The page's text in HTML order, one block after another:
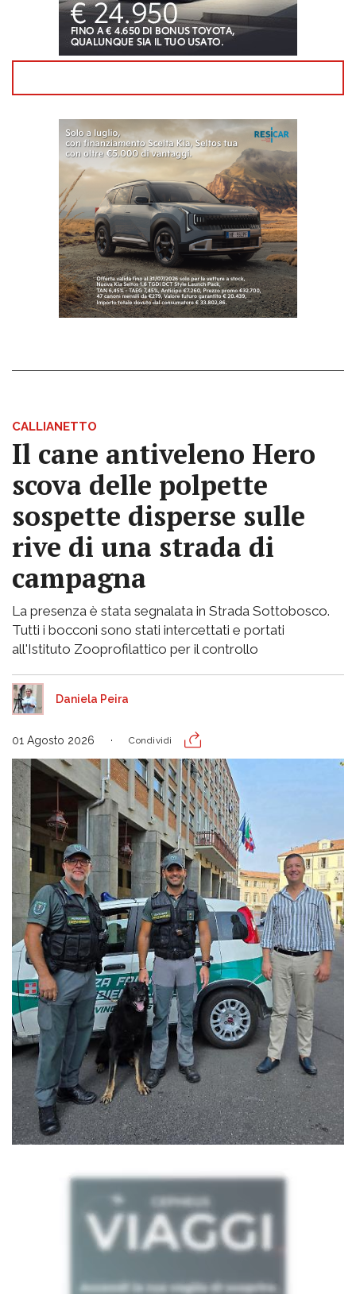
CALLIANETTO
Il cane antiveleno Hero
scova delle polpette
sospette disperse sulle
rive di una strada di
campagna
La presenza è stata segnalata in Strada Sottobosco.
Tutti i bocconi sono stati intercettati e portati
all'Istituto Zooprofilattico per il controllo
Daniela Peira
01 Agosto 2026 Condividi